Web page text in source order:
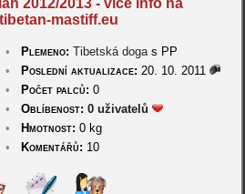
2012/2013 - více info na
mastiff.eu
• Plemeno: Tibetská dogas PP
• Poslední aktualizace: 20. 10. 2011
• Počet palců: 0
• Oblíbenost: 0 uživatelů
• Hmotnost: 0 kg
• Komentářů: 10